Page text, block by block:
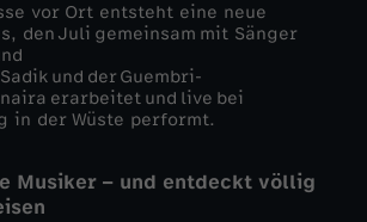
vor Ort entsteht eine neue
den Juli gemeinsam mit Sänger
und der Guembri-
erarbeitet und live bei
in der Wüste performt.
Musiker – und entdeckt völlig